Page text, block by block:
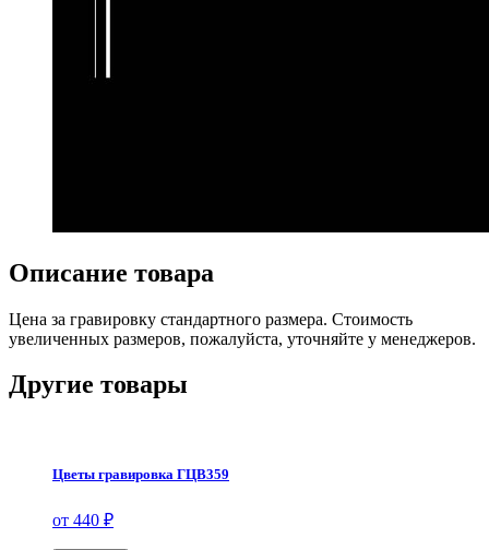
Описание товара
Цена за гравировку стандартного размера. Стоимость
увеличенных размеров, пожалуйста, уточняйте у менеджеров.
Другие товары
Цветы гравировка ГЦВ359
от 440 ₽